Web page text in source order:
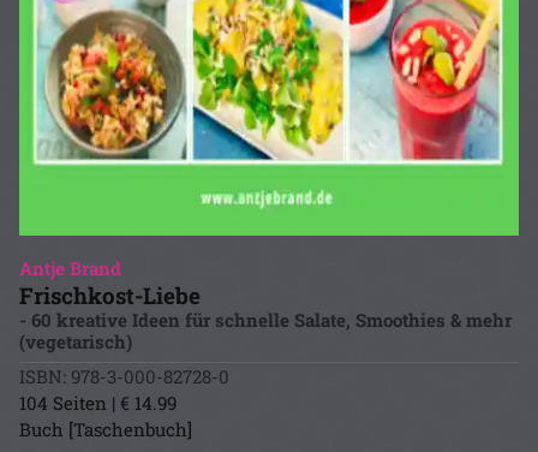
Antje Brand
Frischkost-Liebe
- 60 kreative Ideen für schnelle Salate, Smoothies & mehr
(vegetarisch)
ISBN: 978-3-000-82728-0
104 Seiten | € 14.99
Buch [Taschenbuch]